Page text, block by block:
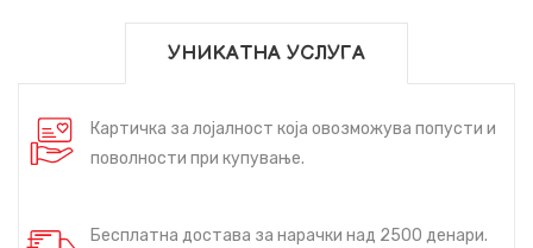
УНИКАТНА УСЛУГА
Картичка за лојалност која овозможува попусти и
поволности при купување.
Бесплатна достава за нарачки над 2500 денари.